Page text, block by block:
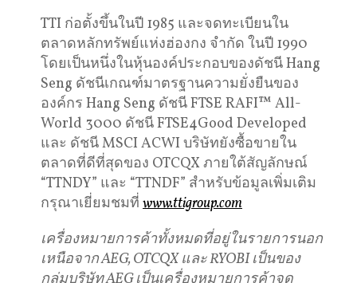
TTI ก่อตั้งขึ้นในปี 1985 และจดทะเบียนใน
ตลาดหลักทรัพย์แห่งฮ่องกง จำกัด ในปี 1990
โดยเป็นหนึ่งในหุ้นองค์ประกอบของดัชนี Hang
Seng ดัชนีเกณฑ์มาตรฐานความยั่งยืนของ
องค์กร Hang Seng ดัชนี FTSE RAFI™ All-
World 3000 ดัชนี FTSE4Good Developed
และ ดัชนี MSCI ACWI บริษัทยังซื้อขายใน
ตลาดที่ดีที่สุดของ OTCQX ภายใต้สัญลักษณ์
“TTNDY” และ “TTNDF” สำหรับข้อมูลเพิ่มเติม
กรุณาเยี่ยมชมที่ www.ttigroup.com
เครื่องหมายการค้าทั้งหมดที่อยู่ในรายการนอก
เหนือจากAEG, OTCQXและRYOBIเป็นของ